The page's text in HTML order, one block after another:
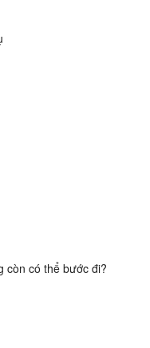
còn có thể bước đi?